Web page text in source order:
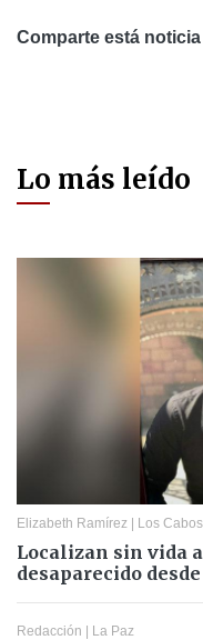
Comparte está noticia
Lo más leído
Elizabeth Ramírez | Los Cabos
Localizan sin vida
desaparecido
Redacción | La Paz